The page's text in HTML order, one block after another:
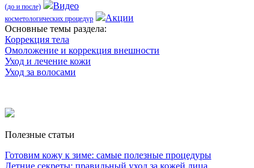
(до и после) Видео
косметологических процедур
Акции
Оcновные темы раздела:
Коррекция тела
Омоложение и коррекция внешности
Уход и лечение кожи
Уход за волосами
Полезные статьи
Готовим кожу к зиме: самые полезные процедуры
Летние секреты: правильный уход за кожей лица